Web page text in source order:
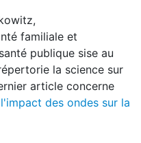
familiale et
publique sise au
la science sur
article concerne
l'impact des ondes sur la